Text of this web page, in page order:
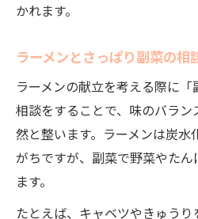
かれます。
ラーメンとさっぱり副菜の相
ラーメンの献立を考える際に
相談をすることで、味のバラ
然と整います。ラーメンは炭水
がちですが、副菜で野菜やた
ます。
たとえば、キャベツやきゅう